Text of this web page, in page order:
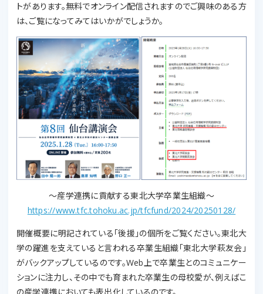
トがあります。無料でオンライン配信されますのでご興味のある方
は、ご覧になってみてはいかがでしょうか。
～産学連携に貢献する東北大学卒業生組織～
https://www.tfc.tohoku.ac.jp/tfcfund/2024/20250128/
開催概要に明記されている「後援」の個所をご覧ください。東北大
学の躍進を支えていると言われる卒業生組織「東北大学萩友会」
がバックアップしているのです。Web上で卒業生とのコミュニケー
ションに注力し、その中でも育まれた卒業生の母校愛が、例えばこ